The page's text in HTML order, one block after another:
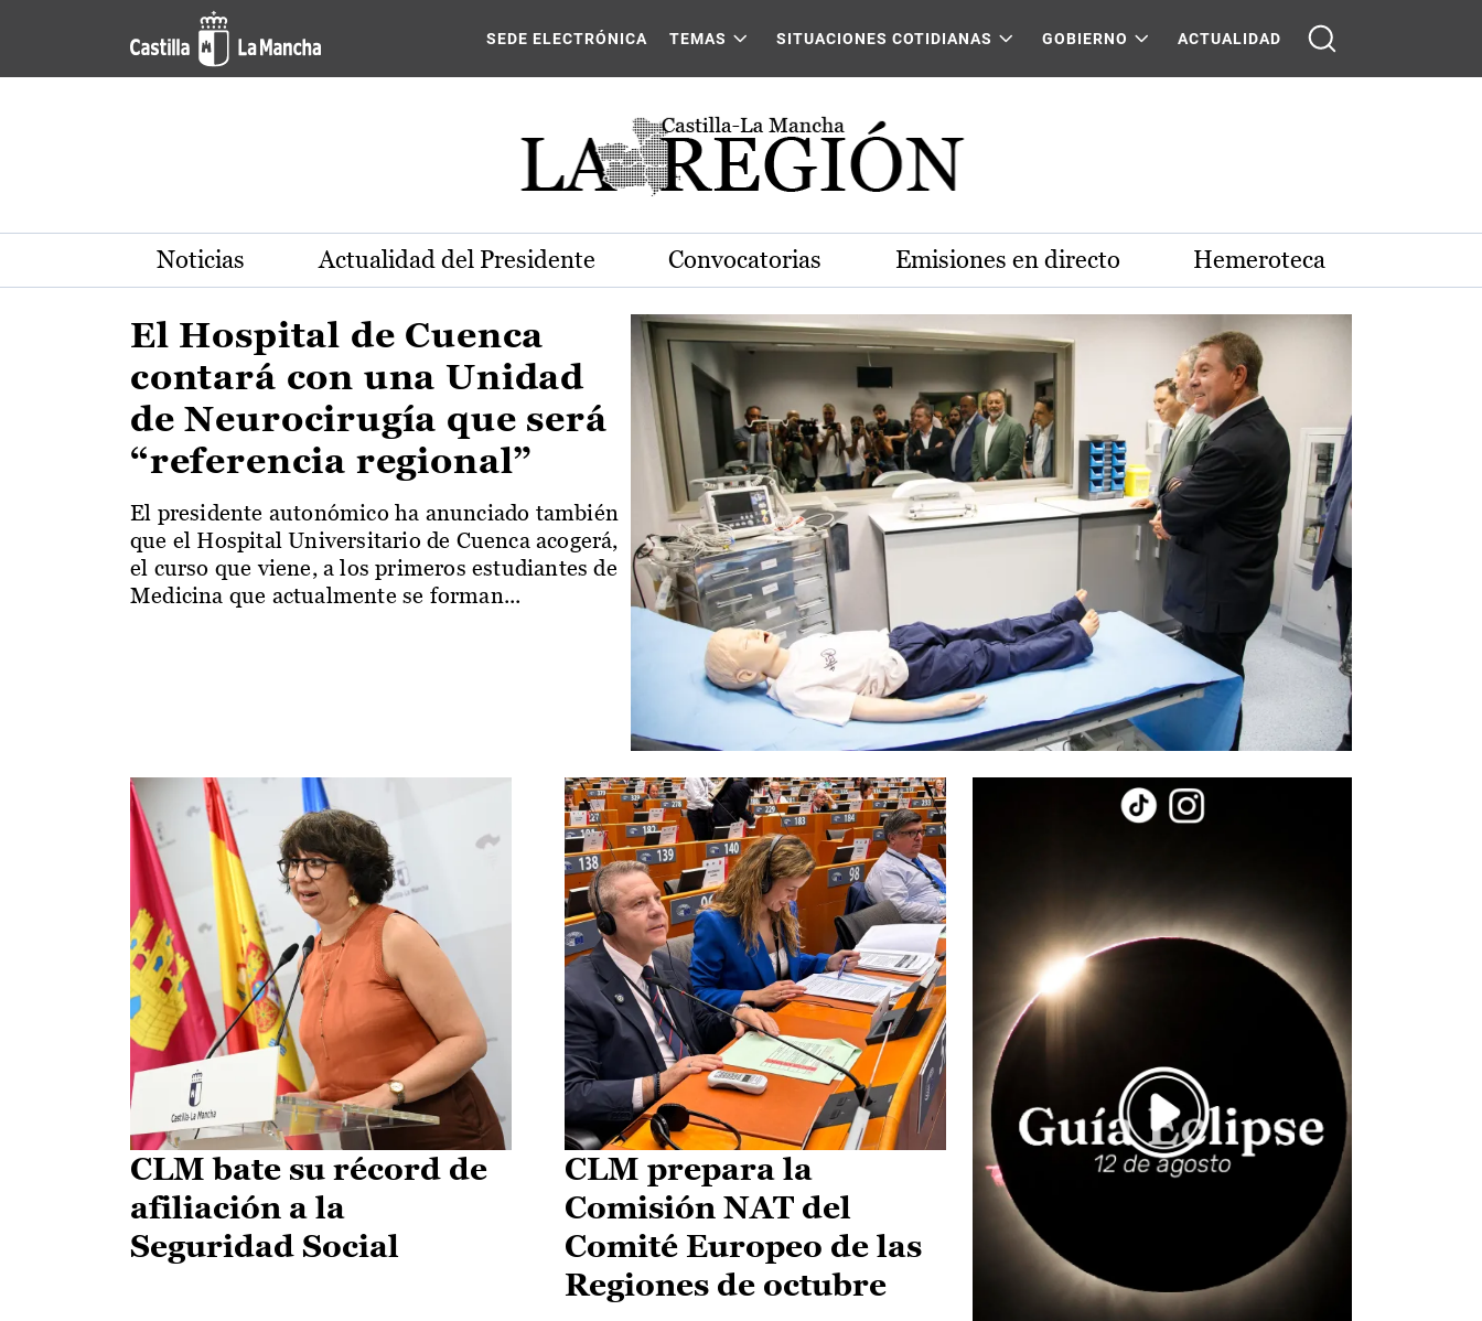
Pasar al contenido principal
Actualidad de la región de Castilla-La Mancha
SEDE ELECTRÓNICA TEMAS SITUACIONES COTIDIANAS GOBIERNO ACTUALIDAD
Noticias Actualidad del Presidente Convocatorias Emisiones en directo Hemeroteca
El Hospital de Cuenca
contará con una Unidad
de Neurocirugía que será
“referencia regional”
El presidente autonómico ha anunciado también
que el Hospital Universitario de Cuenca acogerá,
el curso que viene, a los primeros estudiantes de
Medicina que actualmente se forman...
CLM bate su récord de
afiliación a la
Seguridad Social
CLM prepara la
Comisión NAT del
Comité Europeo de las
Regiones de octubre